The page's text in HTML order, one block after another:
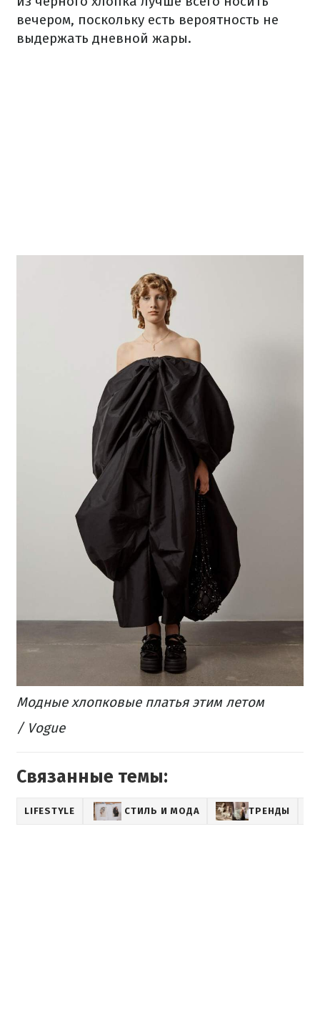
вечером, поскольку есть вероятность не
выдержать дневной жары.
Модные хлопковые платья этим летом
/ Vogue
Связанные темы:
LIFESTYLE СТИЛЬ И МОДА ТРЕНДЫ